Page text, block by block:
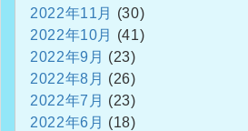
2022年11月
(30)
2022年10月
(41)
2022年9月 (23)
2022年8月 (26)
2022年7月 (23)
2022年6月 (18)